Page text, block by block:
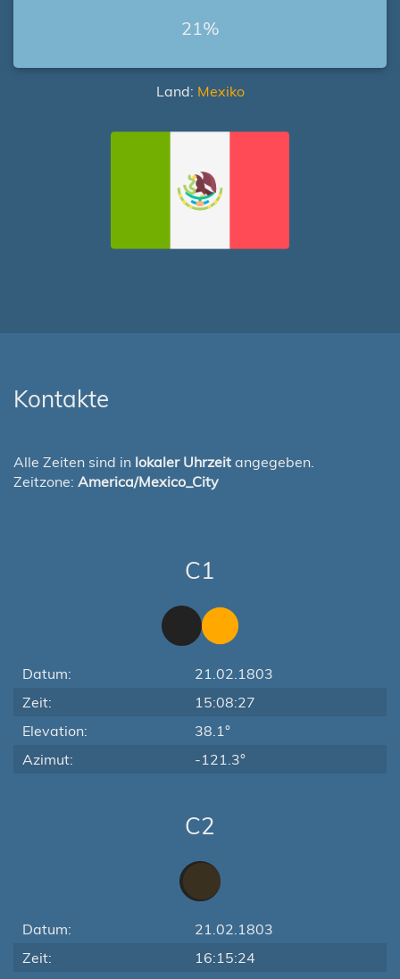
21%
Land: Mexiko
Kontakte
Alle Zeiten sind in lokaler Uhrzeit angegeben.
Zeitzone: America/Mexico_City
C1
Datum:
21.02.1803
Zeit:
15:08:27
Elevation:
38.1°
Azimut:
-121.3°
C2
Datum:
21.02.1803
Zeit:
16:15:24